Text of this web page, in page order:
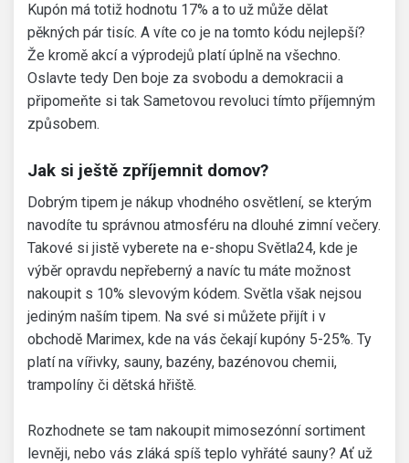
Kupón má totiž hodnotu 17% a to už může dělat
pěkných pár tisíc. A víte co je na tomto kódu nejlepší?
Že kromě akcí a výprodejů platí úplně na všechno.
Oslavte tedy Den boje za svobodu a demokracii a
připomeňte si tak Sametovou revoluci tímto příjemným
způsobem.
Jak si ještě zpříjemnit domov?
Dobrým tipem je nákup vhodného osvětlení, se kterým
navodíte tu správnou atmosféru na dlouhé zimní večery.
Takové si jistě vyberete na e-shopu Světla24, kde je
výběr opravdu nepřeberný a navíc tu máte možnost
nakoupit s 10% slevovým kódem. Světla však nejsou
jediným naším tipem. Na své si můžete přijít i v
obchodě Marimex, kde na vás čekají kupóny 5-25%. Ty
platí na vířivky, sauny, bazény, bazénovou chemii,
trampolíny či dětská hřiště.
Rozhodnete se tam nakoupit mimosezónní sortiment
levněji, nebo vás zláká spíš teplo vyhřáté sauny? Ať už